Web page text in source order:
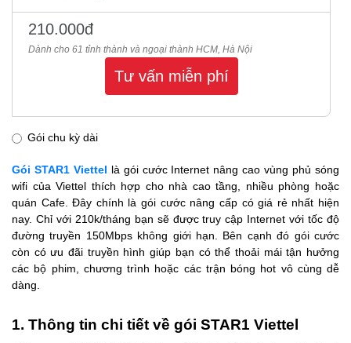
210.000đ
Dành cho 61 tỉnh thành và ngoại thành HCM, Hà Nội
Tư vấn miễn phí
Gói chu kỳ dài
Gói STAR1 Viettel là gói cước Internet nâng cao vùng phủ sóng
wifi của Viettel thích hợp cho nhà cao tầng, nhiều phòng hoặc
quán Cafe. Đây chính là gói cước nâng cấp có giá rẻ nhất hiện
nay. Chỉ với 210k/tháng bạn sẽ được truy cập Internet với tốc độ
đường truyền 150Mbps không giới hạn. Bên cạnh đó gói cước
còn có ưu đãi truyền hình giúp bạn có thể thoải mái tận hưởng
các bộ phim, chương trình hoặc các trận bóng hot vô cùng dễ
dàng.
1. Thông tin chi tiết về gói STAR1 Viettel